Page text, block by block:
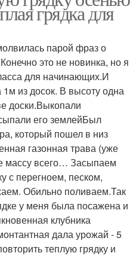
грядка для
парой фраз о
это не новинка, но я
для начинающих.И
из досок. В высоту одна
доски.Выкопали
его землейБыл
который пошел в низ
газонная трава (уже
массу всего… Засыпаем
с перегноем, песком,
Обильно поливаем.Так
у меня была посажена и
клубника
дала урожай - 5
теплую грядку и